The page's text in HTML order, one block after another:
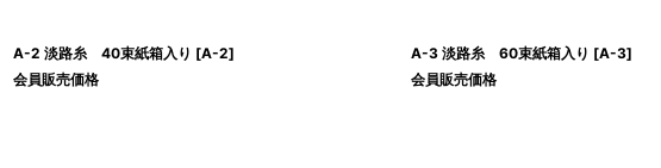
A-2 淡路糸 40束紙箱入り [A-2]
会員販売価格
A-3 淡路糸 60束紙箱入り [A-3]
会員販売価格